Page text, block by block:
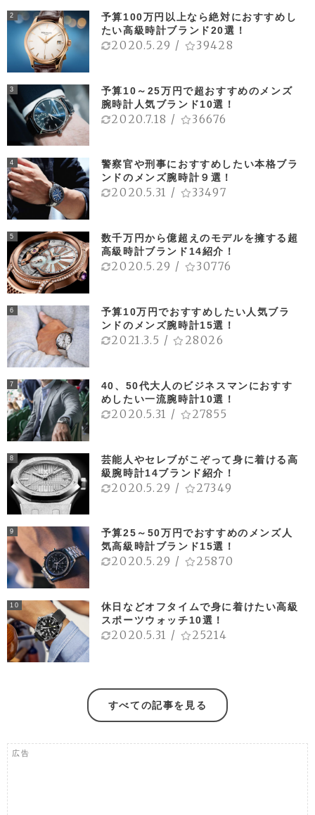
2
予算100万円以上なら絶対におすすめし
たい高級時計ブランド20選！
2020.5.29 / 39428
3
予算10～25万円で超おすすめのメンズ
腕時計人気ブランド10選！
2020.7.18 / 36676
4
警察官や刑事におすすめしたい本格ブラ
ンドのメンズ腕時計９選！
2020.5.31 / 33497
5
数千万円から億超えのモデルを擁する超
高級時計ブランド14紹介！
2020.5.29 / 30776
6
予算10万円でおすすめしたい人気ブラ
ンドのメンズ腕時計15選！
2021.3.5 / 28026
7
40、50代大人のビジネスマンにおすす
めしたい一流腕時計10選！
2020.5.31 / 27855
8
芸能人やセレブがこぞって身に着ける高
級腕時計14ブランド紹介！
2020.5.29 / 27349
9
予算25～50万円でおすすめのメンズ人
気高級時計ブランド15選！
2020.5.29 / 25870
10
休日などオフタイムで身に着けたい高級
スポーツウォッチ10選！
2020.5.31 / 25214
すべての記事を見る
広告